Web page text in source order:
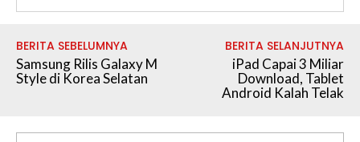
BERITA SEBELUMNYA
Samsung Rilis Galaxy M
Style di Korea Selatan
BERITA SELANJUTNYA
iPad Capai 3 Miliar
Download, Tablet
Android Kalah Telak